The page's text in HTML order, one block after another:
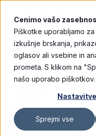
Cenimo vašo
Piškotke uporabljamo
izkušnje brskanja,
oglasov ali vsebine in
prometa. S klikom na
našo uporabo piškotkov.
Sprejmi vse